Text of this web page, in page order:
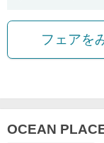
フェアを
OCEAN